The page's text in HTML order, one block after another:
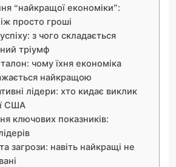
“найкращої економіки”:
просто гроші
з чого складається
тріумф
чому їхня економіка
найкращою
лідери: хто кидає виклик
США
ключових показників:
загрози: навіть найкращі не